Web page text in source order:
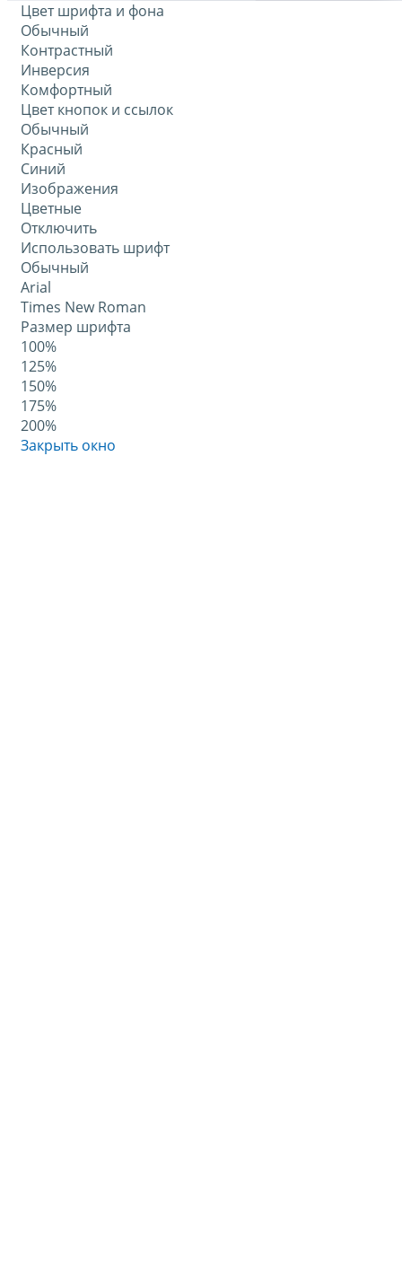
Цвет шрифта и фона
Обычный
Контрастный
Инверсия
Комфортный
Цвет кнопок и ссылок
Обычный
Красный
Синий
Изображения
Цветные
Отключить
Использовать шрифт
Обычный
Arial
Times New Roman
Размер шрифта
100%
125%
150%
175%
200%
Закрыть окно